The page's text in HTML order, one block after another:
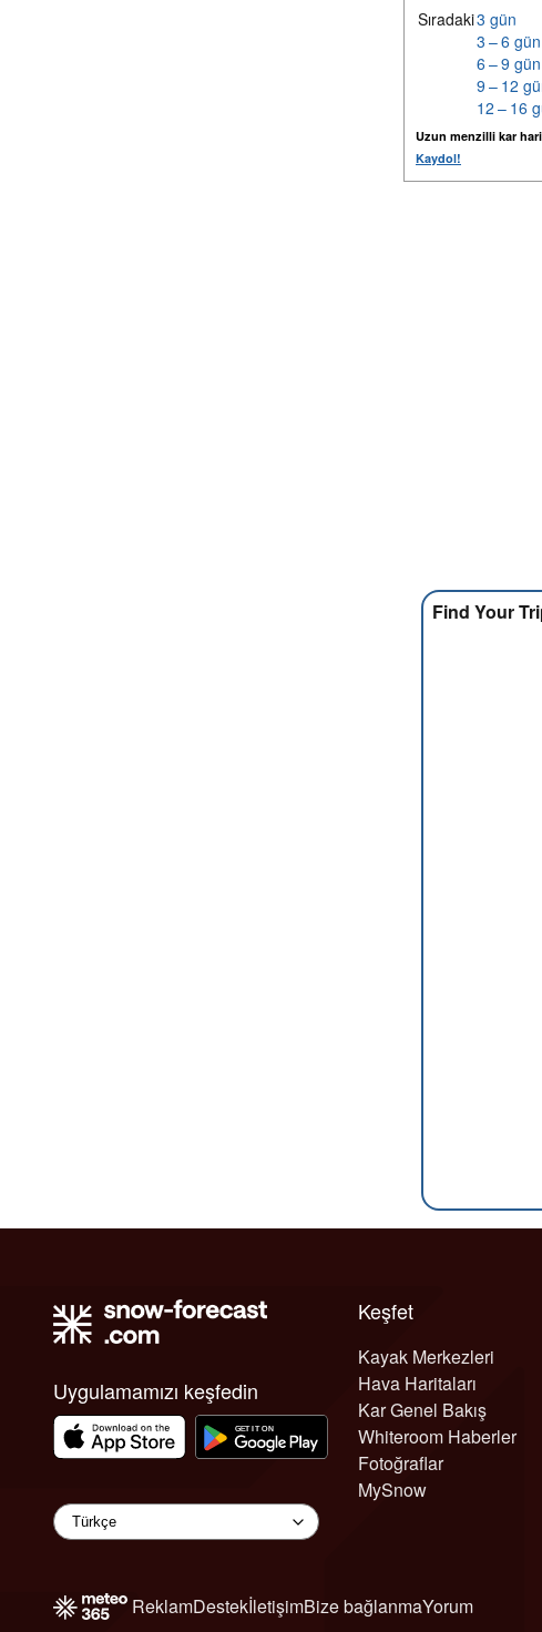
Sıradaki3 gün
3 – 6 gün
6 – 9 gün
9 – 12
12 – 16
Uzun menzilli kar
Kaydol!
Find Your
Uygulamamızı keşfedin
Keşfet
Kayak Merkezleri
Hava Haritaları
Kar Genel Bakış
Whiteroom Haberler
Fotoğraflar
MySnow
ReklamDestekİletişimBize bağlanmaYorum